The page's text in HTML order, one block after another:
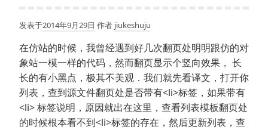
发表于2014年9月29日 作者 jiukeshuju
在仿站的时候，我曾经遇到好几次翻页处明明跟仿的对
象站一模一样的代码，然而翻页显示个竖向效果， 长
长的有小黑点，极其不美观．我们就先看译文，打开你
列表，查到源文件翻页处是否带有<li>标签，如果带有
<li> 标签说明，原因就出在这里，查看列表模板翻页处
的时候根本看不到<li>标签的存在，然后更新列表，查